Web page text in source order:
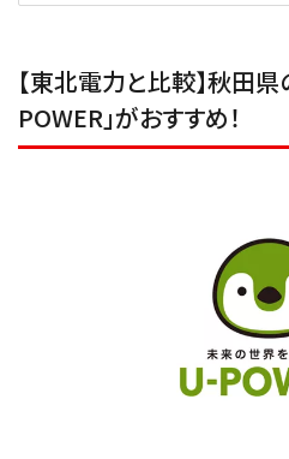
【東北電力と比較】秋田
POWER」がおすすめ！